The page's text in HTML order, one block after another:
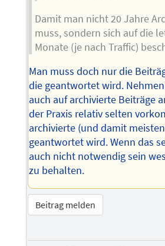
Damit man nicht 20 Jahre
muss, sondern sich auf die
Monate (je nach Traffic)
Man muss doch nur die
die geantwortet wird.
auch auf archivierte Beiträge
der Praxis relativ selten
archivierte (und damit
geantwortet wird. Wenn das
auch nicht notwendig sein
zu behalten.
Beitrag melden